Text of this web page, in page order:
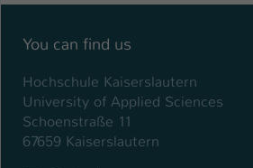
You can find us
Hochschule Kaiserslautern
University of Applied Sciences
Schoenstraße 11
67659 Kaiserslautern